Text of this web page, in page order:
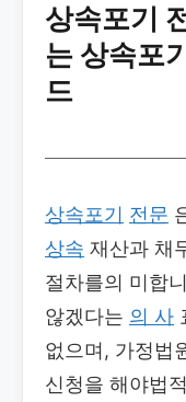
상속포기
는 상속포
드
상속포기 전문
상속 재산과 채
절차를의 미합
않겠다는 의 사
없으며, 가정법
신청을 해야법